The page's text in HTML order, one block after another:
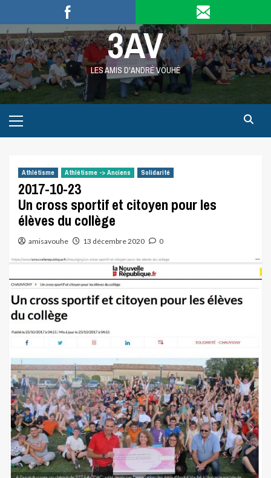
to
content
3AV
LES AMIS D'ANDRÉ VOUHÉ
Menu
Athlétisme Athlétisme -> Anciens Solidarité
2017-10-23
Un cross sportif et citoyen pour les
élèves du collège
amisavouhe 13 décembre 2020 0